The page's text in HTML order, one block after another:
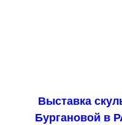
Выставка
Бургановой в